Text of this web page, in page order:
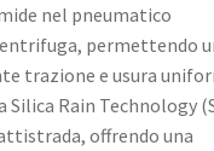
nel pneumatico
permettendo
trazione e usura
Rain Technology
offrendo una